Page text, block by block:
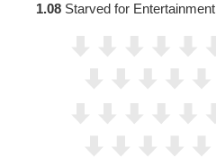
1.08 Starved for Entertainment